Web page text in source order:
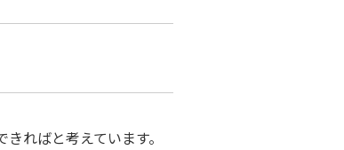
ればと考えています。